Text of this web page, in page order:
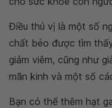
Điều thú vị là một số
chất béo được tìm
giảm viêm, cũng như
mãn kinh và một số
Bạn có thể thêm hạt